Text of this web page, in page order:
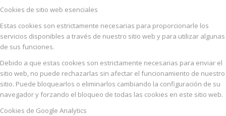
Cookies de sitio web esenciales
Estas cookies son estrictamente necesarias para proporcionarle los
servicios disponibles a través de nuestro sitio web y para utilizar algunas
de sus funciones.
Debido a que estas cookies son estrictamente necesarias para enviar el
sitio web, no puede rechazarlas sin afectar el funcionamiento de nuestro
sitio. Puede bloquearlos o eliminarlos cambiando la configuración de su
navegador y forzando el bloqueo de todas las cookies en este sitio web.
Cookies de Google Analytics